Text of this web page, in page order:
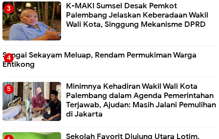
K-MAKI Sumsel Desak Pemkot
Palembang Jelaskan Keberadaan Wakil
Wali Kota, Singgung Mekanisme DPRD
Sungai Sekayam Meluap, Rendam Permukiman Warga
Entikong
Minimnya Kehadiran Wakil Wali Kota
Palembang dalam Agenda Pemerintahan
Terjawab, Ajudan: Masih Jalani Pemulihan
di Jakarta
Sekolah Favorit Diujung Utara Lotim,